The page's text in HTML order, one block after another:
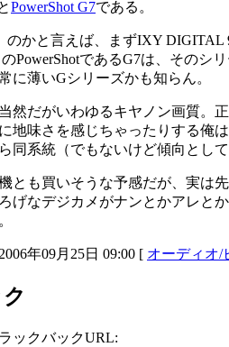
PowerShot G7である。
かと言えば、まずIXY DIGITAL
PowerShotであるG7は、その
に薄いGシリーズかも知らん。
然だがいわゆるキヤノン画質。
地味さを感じちゃったりする
同系統（でもないけど傾向とし
とも買いそうな予感だが、実は
げなデジカメがナンとかアレと
年09月25日 09:00 [ オーディオ/
ックバックURL: